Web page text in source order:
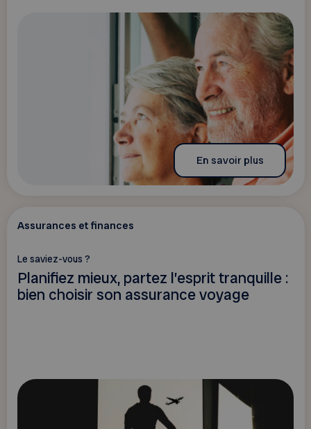
En savoir plus
Assurances et finances
Le saviez-vous ?
Planifiez mieux, partez l’esprit tranquille :
bien choisir son assurance voyage